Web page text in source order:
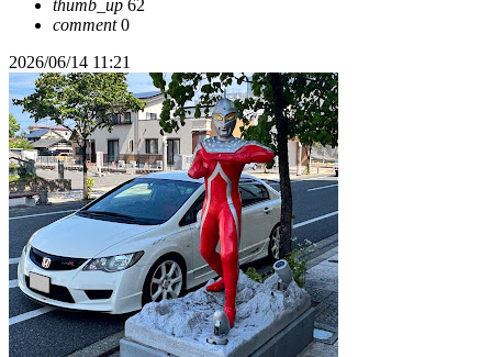
thumb_up 62
comment0
2026/06/14 11:21